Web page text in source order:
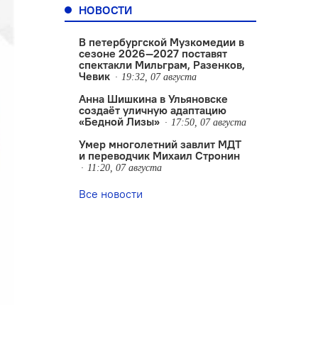
НОВОСТИ
В петербургской Музкомедии в
сезоне 2026—2027 поставят
спектакли Мильграм, Разенков,
Чевик
19:32, 07 августа
Анна Шишкина в Ульяновске
создаëт уличную адаптацию
«Бедной Лизы»
17:50, 07 августа
Умер многолетний завлит МДТ
и переводчик Михаил Стронин
11:20, 07 августа
Все новости